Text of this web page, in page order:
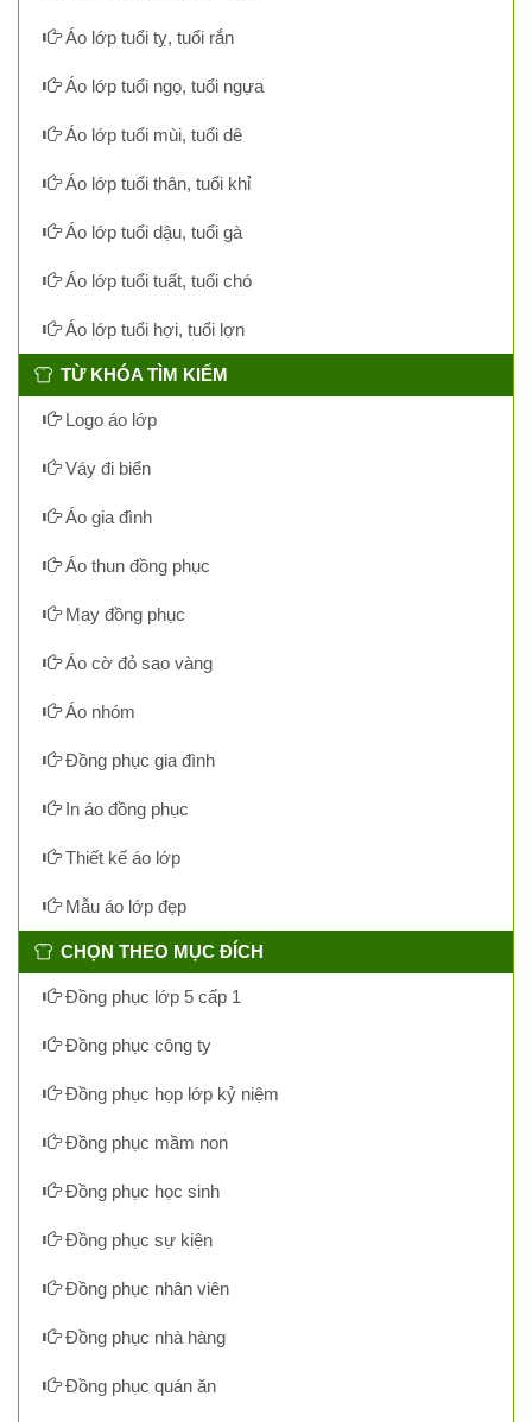
Áo lớp tuổi tỵ, tuổi rắn
Áo lớp tuổi ngọ, tuổi ngựa
Áo lớp tuổi mùi, tuổi dê
Áo lớp tuổi thân, tuổi khỉ
Áo lớp tuổi dậu, tuổi gà
Áo lớp tuổi tuất, tuổi chó
Áo lớp tuổi hợi, tuổi lợn
TỪ KHÓA TÌM KIẾM
Logo áo lớp
Váy đi biển
Áo gia đình
Áo thun đồng phục
May đồng phục
Áo cờ đỏ sao vàng
Áo nhóm
Đồng phục gia đình
In áo đồng phục
Thiết kế áo lớp
Mẫu áo lớp đẹp
CHỌN THEO MỤC ĐÍCH
Đồng phục lớp 5 cấp 1
Đồng phục công ty
Đồng phục họp lớp kỷ niệm
Đồng phục mầm non
Đồng phục học sinh
Đồng phục sự kiện
Đồng phục nhân viên
Đồng phục nhà hàng
Đồng phục quán ăn